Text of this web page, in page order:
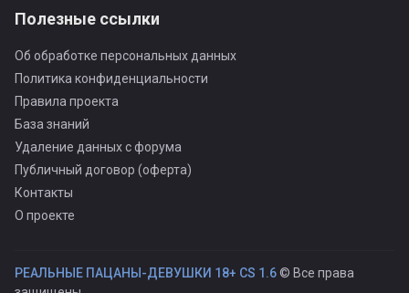
Полезные ссылки
Об обработке персональных данных
Политика конфиденциальности
Правила проекта
База знаний
Удаление данных с форума
Публичный договор (оферта)
Контакты
О проекте
РЕАЛЬНЫЕ ПАЦАНЫ-ДЕВУШКИ 18+ CS 1.6© Все права